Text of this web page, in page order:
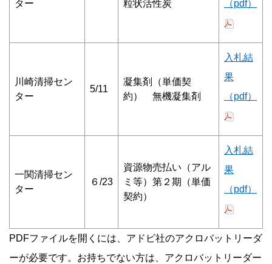
ター
粒状活性炭
（pdf）
川崎清掃セン
ター
5/11
凝集剤（単価契
約） 無機凝集剤
入札結
果
（pdf）
一関清掃セン
ター
６/23
資源物売払い（アル
ミ等）第２期（単価
契約）
入札結
果
（pdf）
PDFファイルを開くには、アドビ社のアクロバットリーダ
ーが必要です。お持ちでない方は、アクロバットリーダー